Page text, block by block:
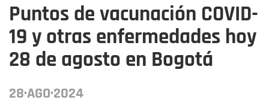
Puntos de vacunación COVID-
19 y otras enfermedades hoy
28 de agosto en Bogotá
28·AGO·2024